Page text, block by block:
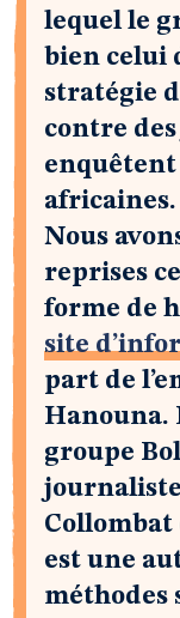
lequel le
bien celui
stratégie
contre
enquêtent
africaines.
Nous
reprises
forme de
site
part de
Hanouna.
groupe
est une
méthodes